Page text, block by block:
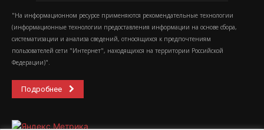
"На информационном ресурсе применяются рекомендательные технологии
(информационные технологии предоставления информации на основе сбора,
систематизации и анализа сведений, относящихся к предпочтениям
пользователей сети "Интернет", находящихся на территории Российской
Федерации)".
Подробнее